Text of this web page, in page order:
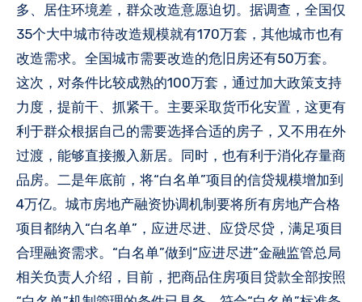
多、居住环境差，群众改造意愿迫切。据调查，全国仅
35个大中城市待改造规模就有170万套，其他城市也有
改造需求。全国城市需要改造的危旧房还有50万套。
这次，对条件比较成熟的100万套，通过加大政策支持
力度，提前干、抓紧干。主要采取货币化安置，这更有
利于群众根据自己的需要选择合适的房子，又不用在外
过渡，能够直接搬入新居。同时，也有利于消化存量商
品房。二是年底前，将“白名单”项目的信贷规模增加到
4万亿。城市房地产融资协调机制要将所有房地产合格
项目都纳入“白名单”，应进尽进、应贷尽贷，满足项目
合理融资需求。“白名单”做到“应进尽进”金融监管总局
相关负责人介绍，目前，把商品住房项目贷款全部按照